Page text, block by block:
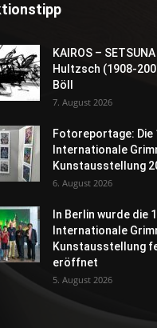
KAIROS –
Hultzsch (1908-
Böll
7. August 2026
Fotoreportage: Die
Internationale
Kunstausstellung
6. August 2026
In Berlin wurde die
Internationale
Kunstausstellung
eröffnet
5. August 2026